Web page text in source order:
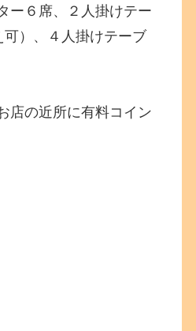
６席、２人掛けテー
）、４人掛けテーブ
の近所に有料コイン